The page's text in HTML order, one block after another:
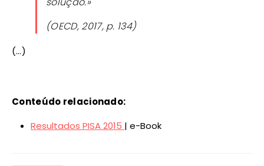
(OECD, 2017, p. 134)
(…)
Conteúdo relacionado:
Resultados PISA 2015 | e-Book